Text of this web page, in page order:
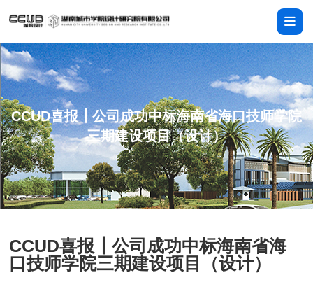
CCUD喜报┃公司成功中标海南省海口技师学院
三期建设项目（设计）
CCUD喜报┃公司成功中标海南省海
口技师学院三期建设项目（设计）